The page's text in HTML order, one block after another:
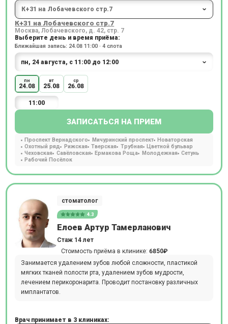
К+31 на Лобачевского стр.7
Москва, Лобачевского, д. 42, стр. 7
Выберите день и время приёма:
Ближайшая запись: 24.08 11:00 · 4 слота
пн
24.08
вт
25.08
ср
26.08
11:00
ЗАПИСАТЬСЯ НА ПРИЕМ
Проспект Вернадского Мичуринский проспект Новаторская
Охотный ряд
Рижская Тверская Трубная
Цветной бульвар
Чеховская
Савёловская Ермакова Роща Молодежная
Сетунь
Рабочий Посёлок
стоматолог
4.3
Елоев Артур Тамерланович
Стаж 14 лет
Стоимость приёма в клинике: 6850₽
Занимается удалением зубов любой сложности, пластикой
мягких тканей полости рта, удалением зубов мудрости,
лечением перикоронарита. Проводит постановку различных
имплантатов.
Врач принимает в 3 клиниках: